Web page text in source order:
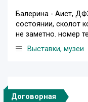
Балерина - Аист,
состоянии, сколот
не заметно. номер
Выставки, музеи
Договорная